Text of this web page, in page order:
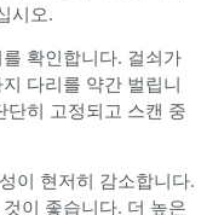
시오.
확인합니다. 걸쇠가
다리를 약간 벌립니
단히 고정되고 스캔 중
이 현저히 감소합니다.
이 좋습니다. 더 높은